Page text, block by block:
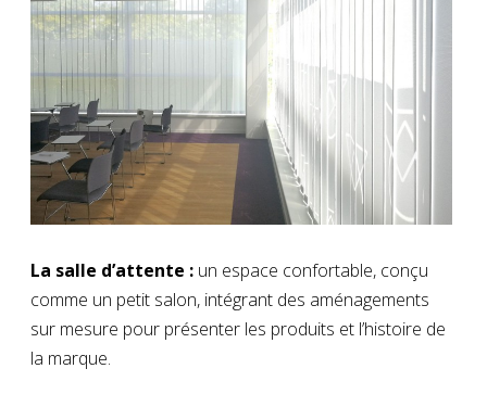
La salle d’attente : un espace confortable, conçu
comme un petit salon, intégrant des aménagements
sur mesure pour présenter les produits et l’histoire de
la marque.